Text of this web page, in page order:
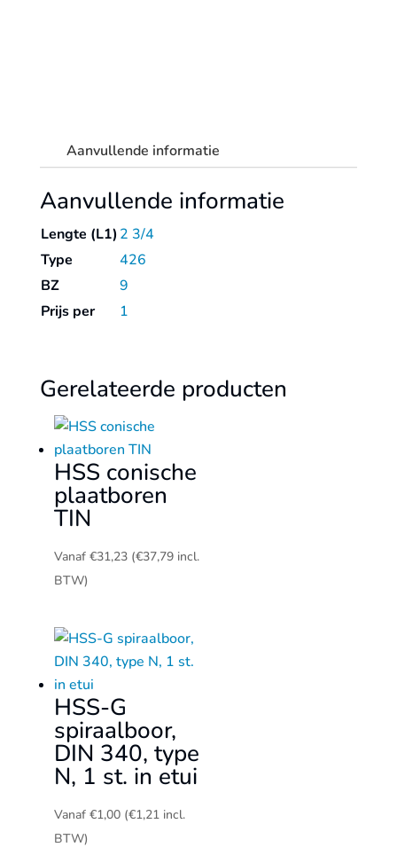
Aanvullende informatie
Aanvullende informatie
Lengte (L1)2 3/4
Type
426
BZ
9
Prijs per
1
Gerelateerde producten
HSS conische
plaatboren
TIN
Vanaf €31,23 (€37,79incl.
BTW)
HSS-G
spiraalboor,
DIN 340, type
N, 1 st. in etui
Vanaf €1,00 (€1,21incl.
BTW)